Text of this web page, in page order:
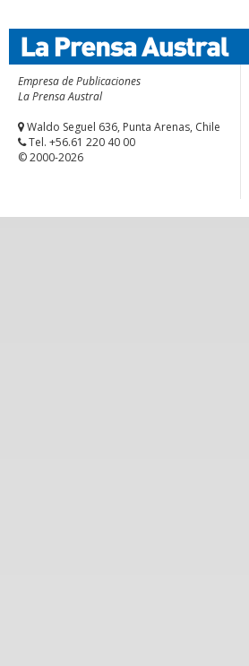
Empresa de Publicaciones
La Prensa Austral
Waldo Seguel 636, Punta Arenas, Chile
Tel. +56.61 220 40 00
© 2000-2026